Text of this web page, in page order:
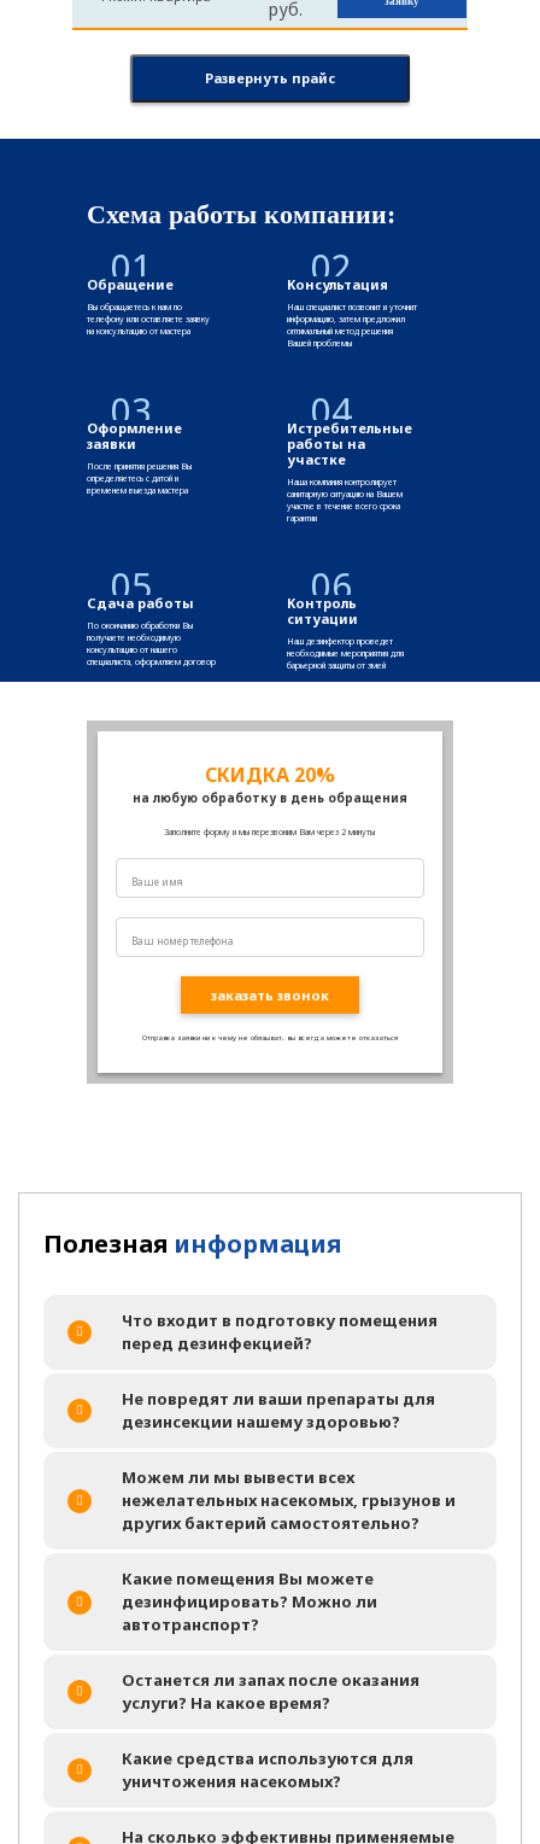
руб.
Развернуть прайс
Схема работы компании:
01
Обращение
Вы обращаетесь к нам по
телефону или оставляете заявку
на консультацию от мастера
02
Консультация
Наш специалист позвонит и уточнит
информацию, затем предложил
оптимальный метод решения
Вашей проблемы
03
Оформление
заявки
После принятия решения Вы
определяетесь с датой и
временем выезда мастера
04
Истребительные
работы на
участке
Наша компания контролирует
санитарную ситуацию на Вашем
участке в течение всего срока
гарантии
05
Сдача работы
По окончанию обработки Вы
получаете необходимую
консультацию от нашего
специалиста, оформляем договор
06
Контроль
ситуации
Наш дезинфектор проведет
необходимые мероприятия для
барьерной защиты от змей
СКИДКА 20%
на любую обработку в день обращения
Заполните форму и мы перезвоним Вам через 2 минуты
заказать звонок
Отправка заявки ни к чему не обязыват, вы всегда можете отказаться
Полезная информация
Что входит в подготовку помещения
перед дезинфекцией?
Не повредят ли ваши препараты для
дезинсекции нашему здоровью?
Можем ли мы вывести всех
нежелательных насекомых, грызунов и
других бактерий самостоятельно?
Какие помещения Вы можете
дезинфицировать? Можно ли
автотранспорт?
Останется ли запах после оказания
услуги? На какое время?
Какие средства используются для
уничтожения насекомых?
На сколько эффективны применяемые